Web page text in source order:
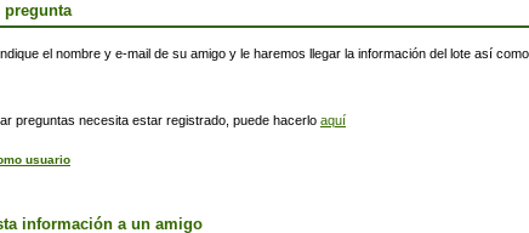
pregunta
el nombre y e-mail de su amigo y le haremos llegar la información del lote así
preguntas necesita estar registrado, puede hacerlo aquí
usuario
información a un amigo